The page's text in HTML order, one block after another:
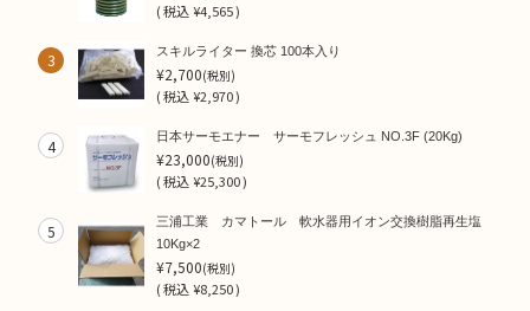
(税込¥4,565 )
3 スキルライター 換芯 100本入り
¥2,700(税別)
(税込¥2,970 )
4 日本サーモエナー サーモフレッシュ NO.3F (20Kg)
¥23,000(税別)
(税込¥25,300 )
5
三浦工業 カマトール 軟水器用イオン交換樹脂再生塩
10Kg×2
¥7,500(税別)
(税込¥8,250 )